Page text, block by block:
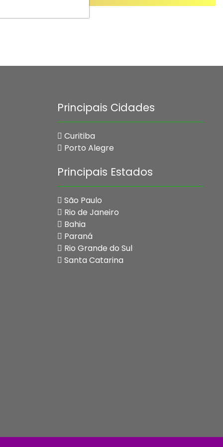
Principais Cidades
Curitiba
Porto Alegre
Principais Estados
São Paulo
Rio de Janeiro
Bahia
Paraná
Rio Grande do Sul
Santa Catarina